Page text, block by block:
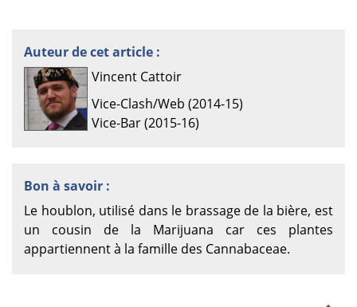
Auteur de cet article :
Vincent Cattoir
Vice-Clash/Web (2014-15)
Vice-Bar (2015-16)
Bon à savoir :
Le houblon, utilisé dans le brassage de la bière, est
un cousin de la Marijuana car ces plantes
appartiennent à la famille des Cannabaceae.